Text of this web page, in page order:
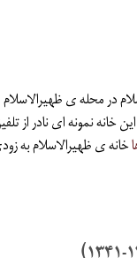
در محله ی
خانه نمونه ای نادر از
خانه ی ظهیرالاسلام به